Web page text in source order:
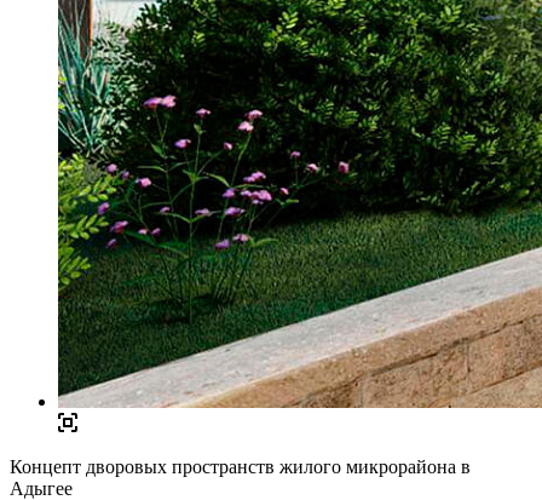
Концепт дворовых пространств жилого микрорайона в
Адыгее